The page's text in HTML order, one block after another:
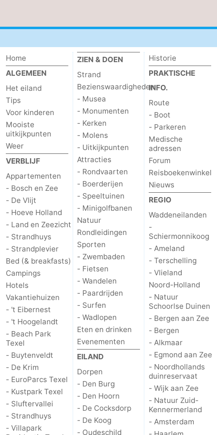
adressen
Regio
Waddeneilanden
-
Schiermonnikoog
-
Ameland
-
Vlieland
Noord-
Holland
-
Natuur
Schoorlse
Duinen
-
Bergen
Zee
-
Bergen
Alkmaar
-
Egmond
aan
Zee
-
Noordhollands
duinreservaat
-
Wijk
aan
Zee
-
Natuur
Zuid-
Kennermerland
-
Amsterdam
Haarlem
-
Home
ALGEMEEN
Het eiland
Tips
Voor kinderen
Mooiste
uitkijkpunten
Weer
VERBLIJF
Appartementen
- Bosch en Zee
- De Vlijt
- Hoeve Holland
- Land en Zeezicht
- Strandhuys
- Strandplevier
Bed (& breakfasts)
Campings
Hotels
Vakantiehuizen
- 't Eibernest
- 't Hoogelandt
- Beach Park
Texel
- Buytenveldt
- De Krim
- EuroParcs Texel
- Kustpark Texel
- Sluftervallei
- Strandhuys
- Villapark
ZIEN & DOEN
Strand
Bezienswaardigheden
- Musea
- Monumenten
- Kerken
- Molens
- Uitkijkpunten
Attracties
- Rondvaarten
- Boerderijen
- Speeltuinen
- Minigolfbanen
Natuur
Rondleidingen
Sporten
- Zwembaden
- Fietsen
- Wandelen
- Paardrijden
- Surfen
- Wadlopen
Eten en drinken
Evenementen
EILAND
Dorpen
- Den Burg
- Den Hoorn
- De Cocksdorp
- De Koog
- Oudeschild
Historie
PRAKTISCHE
INFO.
Route
- Boot
- Parkeren
Medische
adressen
Forum
Reisboekenwinkel
Nieuws
REGIO
Waddeneilanden
-
Schiermonnikoog
- Ameland
- Terschelling
- Vlieland
Noord-Holland
- Natuur
Schoorlse Duinen
- Bergen aan Zee
- Bergen
- Alkmaar
- Egmond aan Zee
- Noordhollands
duinreservaat
- Wijk aan Zee
- Natuur Zuid-
Kennermerland
- Amsterdam